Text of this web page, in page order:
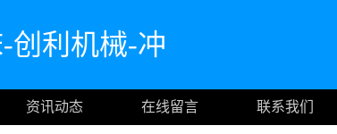
创利机械-冲
资讯动态 在线留言
联系我们